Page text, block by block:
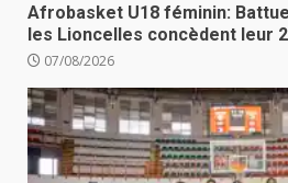
Afrobasket U18 féminin:
les Lioncelles concèdent leur
07/08/2026